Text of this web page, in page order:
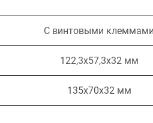
С винтовыми клеммами
122,3х57,3х32 мм
135х70х32 мм